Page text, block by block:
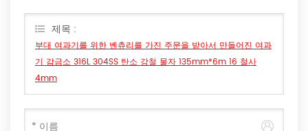
제목 :
부대 여과기를 위한 벤츄리를 가진 주문을 받아서 만들어진 여과
기 감금소 316L 304SS 탄소 강철 물자 135mm*6m 16 철사
4mm